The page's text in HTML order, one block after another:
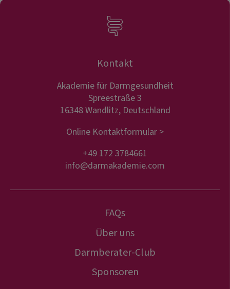
Kontakt
Akademie für Darmgesundheit
Spreestraße 3
16348 Wandlitz, Deutschland
Online Kontaktformular >
+49 172 3784661
info@darmakademie.com
FAQs
Über uns
Darmberater-Club
Sponsoren